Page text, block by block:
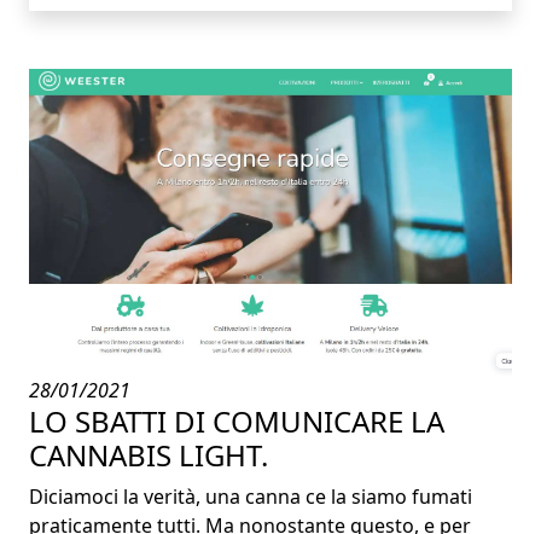
28/01/2021
LO SBATTI DI COMUNICARE LA
CANNABIS LIGHT.
Diciamoci la verità, una canna ce la siamo fumati
praticamente tutti. Ma nonostante questo, e per